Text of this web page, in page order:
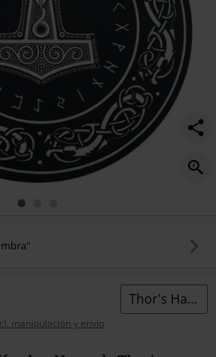
manipulación y envío
Thor's Hammer